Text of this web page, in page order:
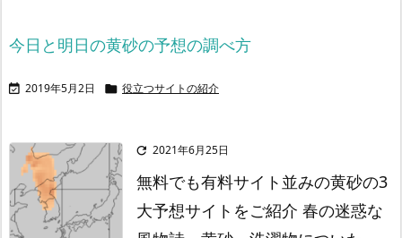
今日と明日の黄砂の予想の調べ方
 2019年5月2日  役立つサイトの紹介
 2021年6月25日
無料でも有料サイト並みの黄砂の3
大予想サイトをご紹介 春の迷惑な